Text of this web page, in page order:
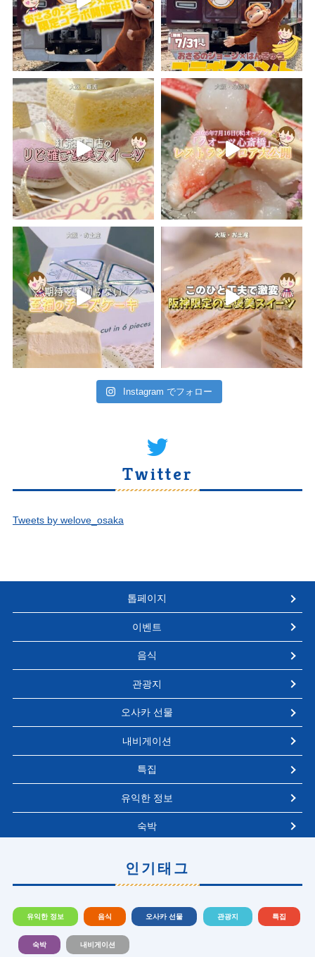
Instagram でフォロー
Twitter
Tweets by welove_osaka
톱페이지
이벤트
음식
관광지
오사카 선물
내비게이션
특집
유익한 정보
숙박
인기태그
유익한 정보 음식 오사카 선물 관광지 특집
숙박 내비게이션